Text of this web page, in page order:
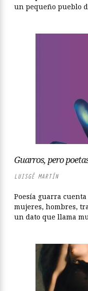
un pequeño pueblo
Guarros, pero
LUISGÉ MARTÍN
Poesía guarra
mujeres, hombres,
un dato que llama